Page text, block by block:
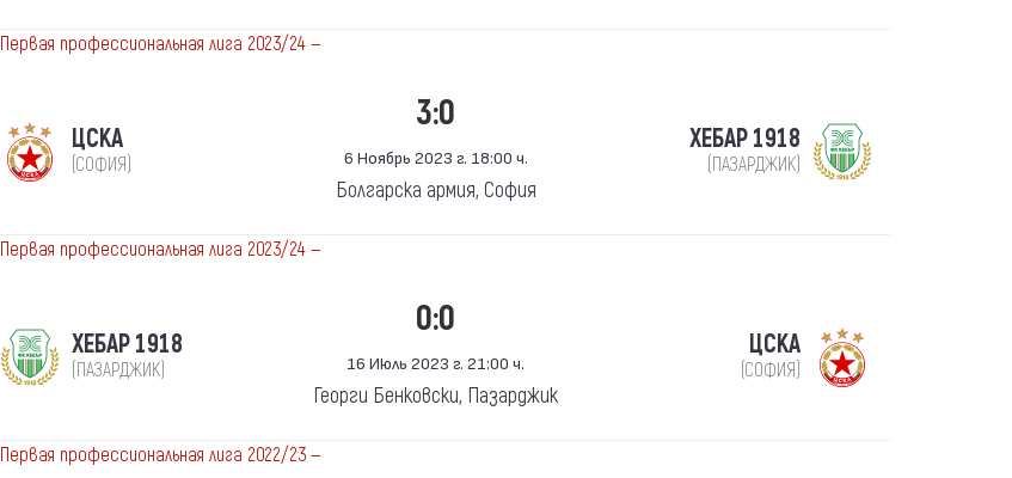
Первая профессиональная лига 2023/24 —
ЦСКА
(СОФИЯ)
3:0
6 Ноябрь 2023 г. 18:00 ч.
Болгарска армия, София
ХЕБАР 1918
(ПАЗАРДЖИК)
Первая профессиональная лига 2023/24 —
ХЕБАР 1918
(ПАЗАРДЖИК)
0:0
16 Июль 2023 г. 21:00 ч.
Георги Бенковски, Пазарджик
ЦСКА
(СОФИЯ)
Первая профессиональная лига 2022/23 —